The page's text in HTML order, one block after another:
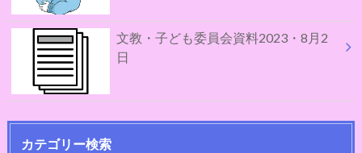
文教・子ども委員会資料2023・8月2
日
カテゴリー検索